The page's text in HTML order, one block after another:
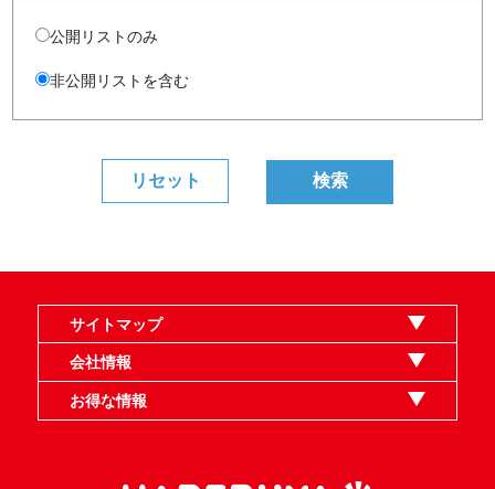
公開リストのみ
非公開リストを含む
サイトマップ
オンラインショップ
買取
記事
選手一覧
デッキ検索
デッキ構築
イベント・大会
店舗のご案内
お問い合わせ
ヘルプ
FAQ
会社情報
利用規約
スタッフ募集
特定商取引法表示
個人情報保護指針
企業情報
お得な情報